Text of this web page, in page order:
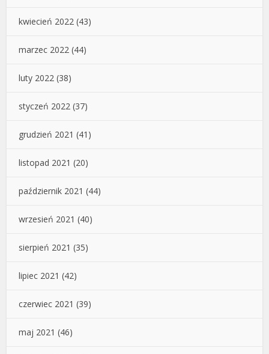
kwiecień 2022 (43)
marzec 2022 (44)
luty 2022 (38)
styczeń 2022 (37)
grudzień 2021 (41)
listopad 2021 (20)
październik 2021 (44)
wrzesień 2021 (40)
sierpień 2021 (35)
lipiec 2021 (42)
czerwiec 2021 (39)
maj 2021 (46)